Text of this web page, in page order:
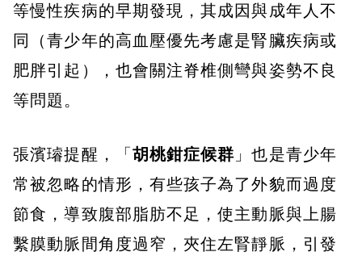
等慢性疾病的早期發現，其成因與成年人不
同（青少年的高血壓優先考慮是腎臟疾病或
肥胖引起），也會關注脊椎側彎與姿勢不良
等問題。
張濱璿提醒，「胡桃鉗症候群 」也是青少年
常被忽略的情形，有些孩子為了外貌而過度
節食，導致腹部脂肪不足，使主動脈與上腸
繫膜動脈間角度過窄，夾住左腎靜脈，引發